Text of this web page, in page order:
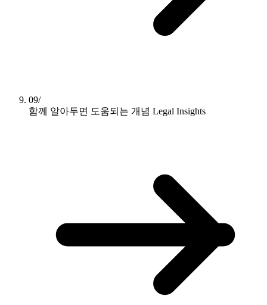
09/
함께 알아두면 도움되는 개념 Legal Insights